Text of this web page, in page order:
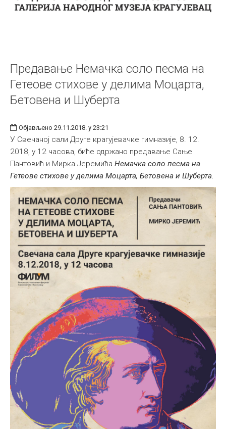
Предавање Немачка соло песма на
Гетеове стихове у делима Моцарта,
Бетовена и Шуберта
Објављено 29.11.2018. у 23:21
У Свечаној сали Друге крагујевачке гимназије, 8. 12.
2018, у 12 часова, биће одржано предавање Сање
Пантовић и Мирка Јеремића Немачка соло песма на
Гетеове стихове у делима Моцарта, Бетовена и Шуберта.